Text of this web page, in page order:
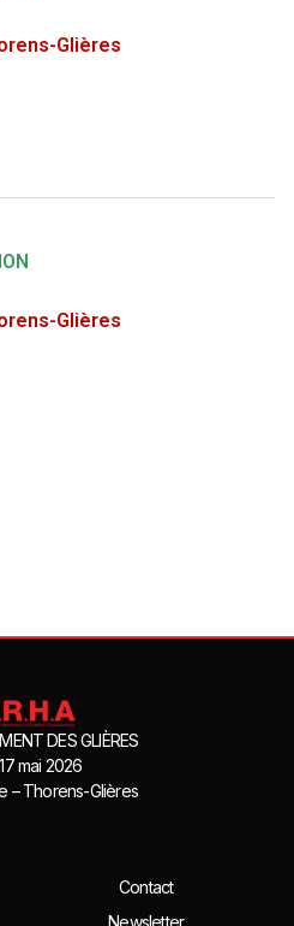
Glières
Glières
DES GLIÈRES
mai 2026
– Thorens-Glières
Contact
Newsletter